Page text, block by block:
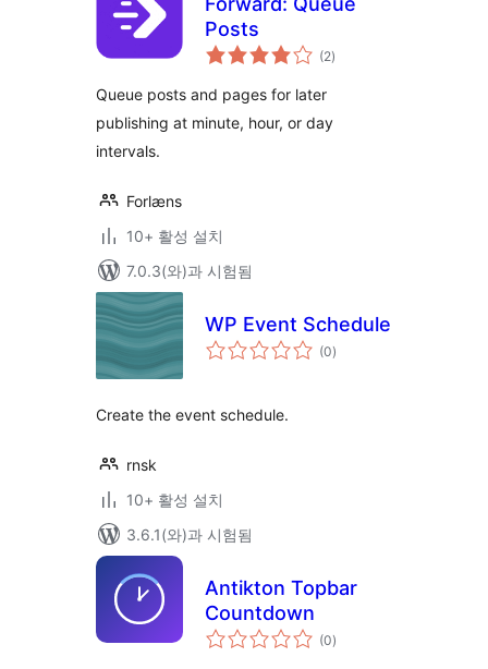
Posts
(2전
체)
Queue posts and pages for later
publishing at minute, hour, or day
intervals.
Forlæns
10+ 활성 설치
7.0.3(와)과 시험됨
WP Event Schedule
(0전
체)
Create the event schedule.
rnsk
10+ 활성 설치
3.6.1(와)과 시험됨
Antikton Topbar
Countdown
(0전
체)